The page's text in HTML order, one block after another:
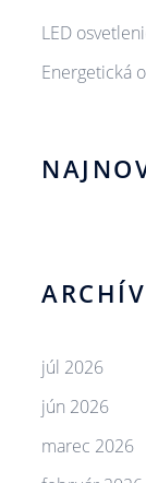
LED
Energetická
ARCHÍV
júl 2026
jún 2026
marec 2026